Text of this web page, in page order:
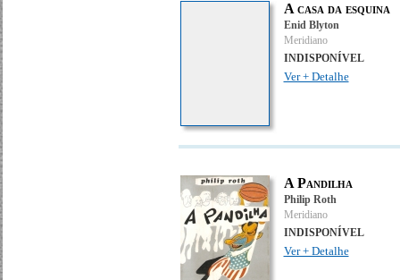
A casa da esquina
Enid Blyton
Meridiano
INDISPONÍVEL
Ver + Detalhe
A Pandilha
Philip Roth
Meridiano
INDISPONÍVEL
Ver + Detalhe